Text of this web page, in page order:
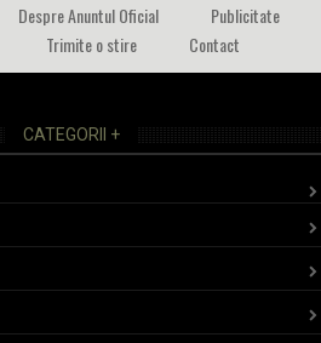
Despre Anuntul Oficial
Publicitate
Trimite o stire Contact
CATEGORII +